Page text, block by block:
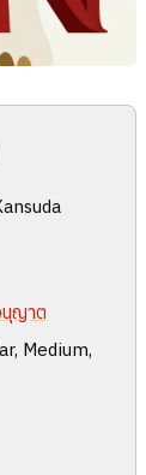
นุญาต
Medium,